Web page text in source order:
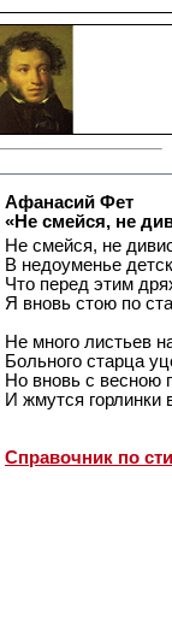
Афанасий Фет
«Не смейся, не
Не смейся, не
В недоуменье
Что перед этим
Я вновь стою по
Не много листьев
Больного старца
Но вновь с весною
И жмутся горлинки
Справочник по